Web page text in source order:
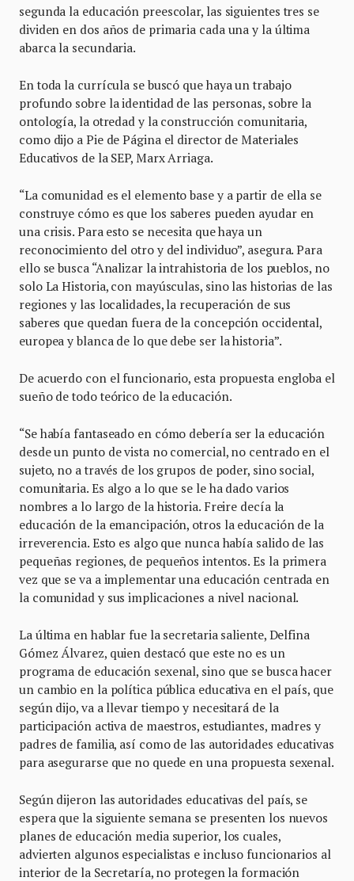
segunda la educación preescolar, las siguientes tres se
dividen en dos años de primaria cada una y la última
abarca la secundaria.
En toda la currícula se buscó que haya un trabajo
profundo sobre la identidad de las personas, sobre la
ontología, la otredad y la construcción comunitaria,
como dijo a Pie de Página el director de Materiales
Educativos de la SEP, Marx Arriaga.
“La comunidad es el elemento base y a partir de ella se
construye cómo es que los saberes pueden ayudar en
una crisis. Para esto se necesita que haya un
reconocimiento del otro y del individuo”, asegura. Para
ello se busca “Analizar la intrahistoria de los pueblos, no
solo La Historia, con mayúsculas, sino las historias de las
regiones y las localidades, la recuperación de sus
saberes que quedan fuera de la concepción occidental,
europea y blanca de lo que debe ser la historia”.
De acuerdo con el funcionario, esta propuesta engloba el
sueño de todo teórico de la educación.
“Se había fantaseado en cómo debería ser la educación
desde un punto de vista no comercial, no centrado en el
sujeto, no a través de los grupos de poder, sino social,
comunitaria. Es algo a lo que se le ha dado varios
nombres a lo largo de la historia. Freire decía la
educación de la emancipación, otros la educación de la
irreverencia. Esto es algo que nunca había salido de las
pequeñas regiones, de pequeños intentos. Es la primera
vez que se va a implementar una educación centrada en
la comunidad y sus implicaciones a nivel nacional.
La última en hablar fue la secretaria saliente, Delfina
Gómez Álvarez, quien destacó que este no es un
programa de educación sexenal, sino que se busca hacer
un cambio en la política pública educativa en el país, que
según dijo, va a llevar tiempo y necesitará de la
participación activa de maestros, estudiantes, madres y
padres de familia, así como de las autoridades educativas
para asegurarse que no quede en una propuesta sexenal.
Según dijeron las autoridades educativas del país, se
espera que la siguiente semana se presenten los nuevos
planes de educación media superior, los cuales,
advierten algunos especialistas e incluso funcionarios al
interior de la Secretaría, no protegen la formación